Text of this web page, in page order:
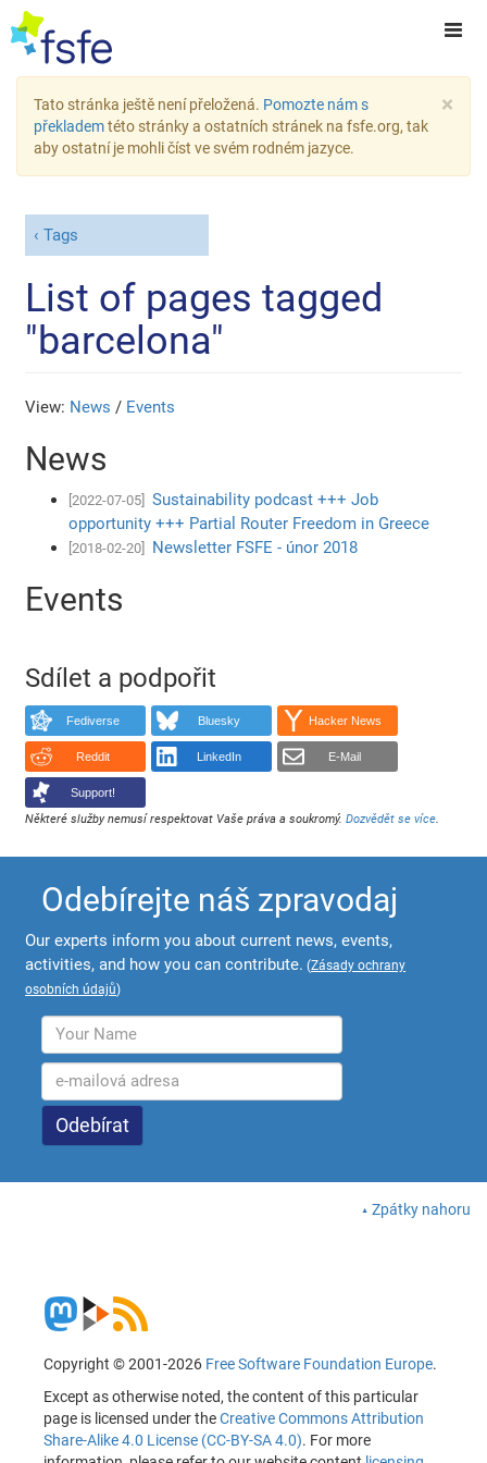
×
Tato stránka ještě není přeložená. Pomozte nám s
překlademtéto stránky a ostatních stránek na fsfe.org, tak
aby ostatní je mohli číst ve svém rodném jazyce.
Tags
List of pages tagged
"barcelona"
View: News / Events
News
[2022-07-05]
Sustainability podcast +++ Job
opportunity +++ Partial Router Freedom in Greece
[2018-02-20] Newsletter FSFE - únor 2018
Events
Sdílet a podpořit
Fediverse Bluesky Hacker News
Reddit LinkedIn E-Mail
Support!
Některé služby nemusí respektovat Vaše práva a soukromý.Dozvědět se více.
Odebírejte náš zpravodaj
Our experts inform you about current news, events,
activities, and how you can contribute. (Zásady ochrany
osobních údajů)
Zpátky nahoru
Copyright © 2001-2026 Free Software Foundation Europe.
Except as otherwise noted, the content of this particular
page is licensed under theCreative Commons Attribution
Share-Alike 4.0 License (CC-BY-SA 4.0). For more